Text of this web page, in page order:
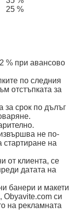
25 %
% при авансово
по следния
отстъпката за
за срок по дълъг
не по-
стартиране на
от клиента, се
датата на
банери и макети
Obyavite.com си
на рекламната